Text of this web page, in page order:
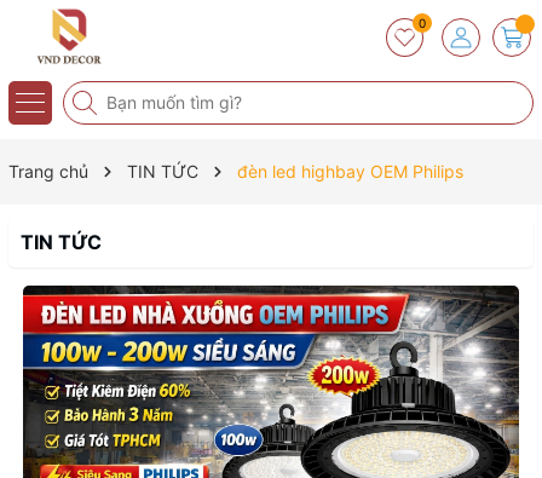
0
Trang chủ TIN TỨC đèn led highbay OEM Philips
TIN TỨC